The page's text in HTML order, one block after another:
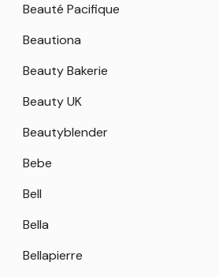
Beauté Pacifique
Beautiona
Beauty Bakerie
Beauty UK
Beautyblender
Bebe
Bell
Bella
Bellapierre